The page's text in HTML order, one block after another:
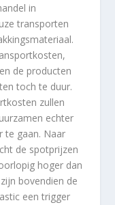
in
transporten
de producten
toch te duur.
zullen
echter
te gaan. Naar
de spotprijzen
hoger dan
bovendien de
een trigger